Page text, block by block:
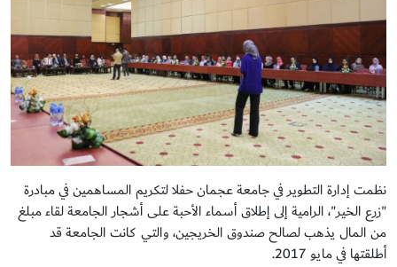
نظمت إدارة التطوير في جامعة عجمان حفلا لتكريم المساهمين في مبادرة
"زرع الخير"، الرامية إلى إطلاق أسماء الأحبة على أشجار الجامعة لقاء مبلغ
من المال يذهب لصالح صندوق الخريجين، والتي كانت الجامعة قد
أطلقتها في مايو 2017.